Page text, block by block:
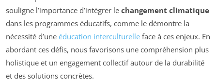
souligne l’importance d’intégrer le changement climatique
dans les programmes éducatifs, comme le démontre la
nécessité d’une éducation interculturelle face à ces enjeux. En
abordant ces défis, nous favorisons une compréhension plus
holistique et un engagement collectif autour de la durabilité
et des solutions concrètes.